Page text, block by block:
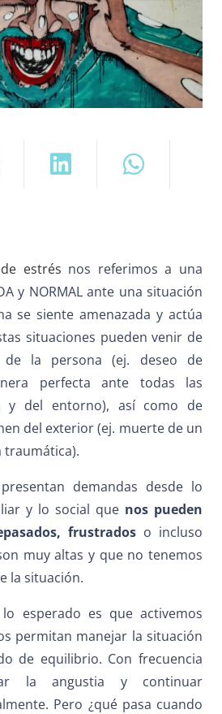
estrés nos referimos a una
y NORMAL ante una situación
se siente amenazada y actúa
situaciones pueden venir de
de la persona (ej. deseo de
perfecta ante todas las
y del entorno), así como de
del exterior (ej. muerte de un
traumática).
demandas desde lo
y lo social que nos pueden
frustrados o incluso
muy altas y que no tenemos
la situación.
esperado es que activemos
permitan manejar la situación
de equilibrio. Con frecuencia
la angustia y continuar
Pero ¿qué pasa cuando